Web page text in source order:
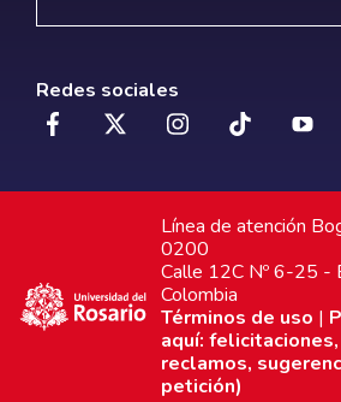
Redes sociales
Línea de atención
0200
Calle 12C Nº 6-25 -
Colombia
Términos de uso |
aquí:
reclamos,
petición)